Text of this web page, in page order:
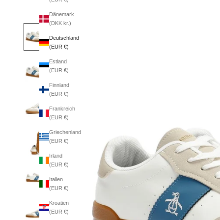
Dänemark
(DKK kr.)
Deutschland
(EUR €)
Estland
(EUR €)
Finnland
(EUR €)
Frankreich
(EUR €)
Griechenland
(EUR €)
Irland
(EUR €)
Italien
(EUR €)
Kroatien
(EUR €)